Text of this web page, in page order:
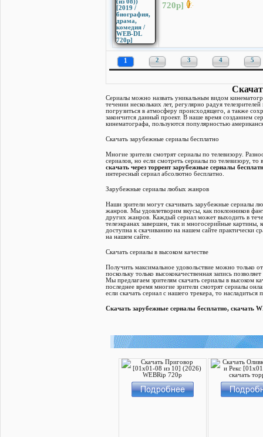
720p]
1 2 3 4 5
Сериалы можно назвать уникальным видом
течении нескольких лет, регулярно радуя
погрузиться в атмосферу происходящего, а также
закончится данный проект. В наше время созданием
кинематографа, пользуются популярностью
Скачать зарубежные сериалы бесплатно
Многие зрители смотрят сериалы по телевизору.
сериалов, но если смотреть сериалы по телевизору,
скачать через торрент зарубежные сериалы
интересный сериал абсолютно бесплатно.
Зарубежные сериалы любых жанров
Наши зрители могут скачивать зарубежные сериалы
жанров. Мы удовлетворим вкусы, как поклонников
других жанров. Каждый сериал может выходить в
телеэкранах завершен, так и многосерийные
доступна к скачиванию на нашем сайте практически
на нашем сайте.
Скачать сериалы в высоком качестве
Получить максимальное удовольствие можно только
поскольку только высококачественная запись
Мы предлагаем зрителям скачать сериалы в высоком
последнее время многие зрители смотрят сериалы
если скачать сериал с нашего трекера, то
Cкачать зарубежные сериалы бесплатно, cкачать